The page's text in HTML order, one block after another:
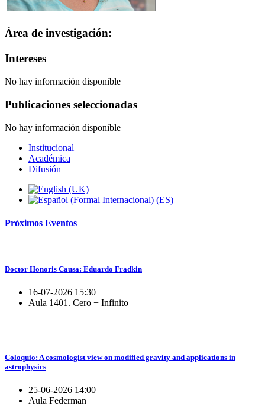
Área de investigación:
Intereses
No hay información disponible
Publicaciones seleccionadas
No hay información disponible
Institucional
Académica
Difusión
Próximos Eventos
Doctor Honoris Causa: Eduardo Fradkin
16-07-2026 15:30 |
Aula 1401. Cero + Infinito
Coloquio: A cosmologist view on modified gravity and applications in
astrophysics
25-06-2026 14:00 |
Aula Federman